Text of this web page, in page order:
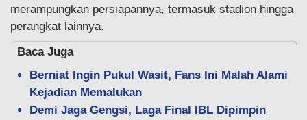
merampungkan persiapannya, termasuk stadion hingga
perangkat lainnya.
Baca Juga
Berniat Ingin Pukul Wasit, Fans Ini Malah Alami
Kejadian Memalukan
Demi Jaga Gengsi, Laga Final IBL Dipimpin